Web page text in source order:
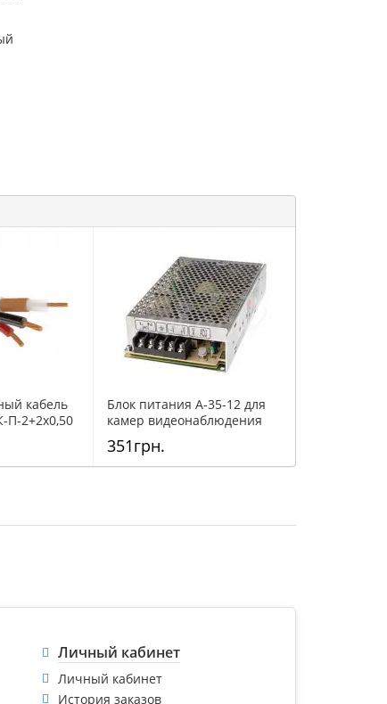
кабель
П-2+2х0,50
Блок питания A-35-12 для
камер видеонаблюдения
351грн.
Личный кабинет
Личный кабинет
История заказов